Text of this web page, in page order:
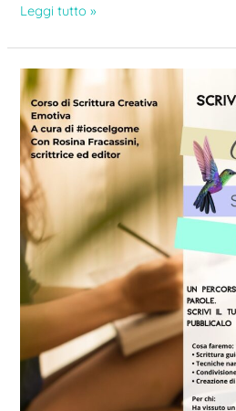
Leggi tutto »
Corso
di
Scrittura
Creativa
–
Scrivere
per
Rinascere